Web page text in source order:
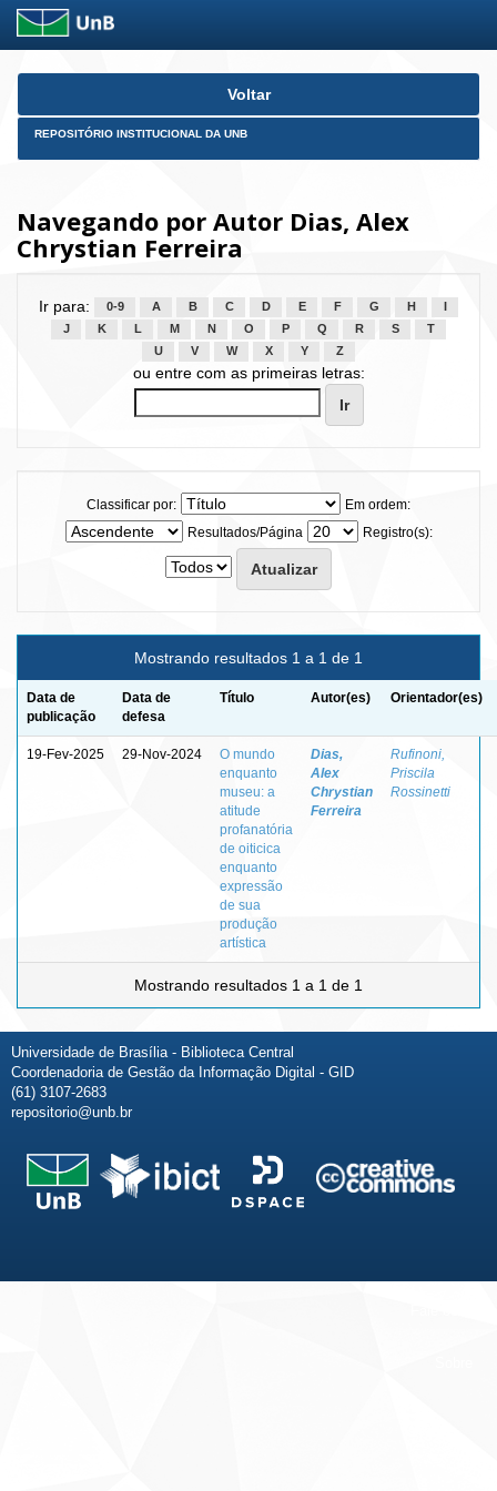
Skip
Voltar
REPOSITÓRIO INSTITUCIONAL DA UNB
Navegando por Autor Dias, Alex
Chrystian Ferreira
Ir para: 0-9 A B C D E F G H
J
K L M N O P Q R S
T
U
V W X Y Z
ou entre com as primeiras letras:
Classificar por:
Em ordem:
Resultados/Página
Registro(s):
Mostrando resultados 1 a 1 de 1
Data de
publicação
Data de
defesa
Título Autor(es) Orientador(es)
19-Fev-2025 29-Nov-2024
O mundo
enquanto
museu: a
atitude
profanatória
de oiticica
enquanto
expressão
de sua
produção
artística
Dias,
Alex
Chrystian
Ferreira
Rufinoni,
Priscila
Rossinetti
Mostrando resultados 1 a 1 de 1
Universidade de Brasília - Biblioteca Central
Coordenadoria de Gestão da Informação Digital - GID
(61) 3107-2683
repositorio@unb.br